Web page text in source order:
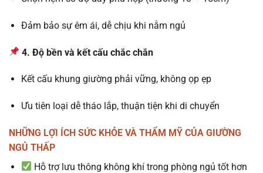
Đảm bảo sự êm ái, dễ chịu khi nằm ngủ
4. Độ bền và kết cấu chắc chắn
Kết cấu khung giường phải vững, không ọp ẹp
Ưu tiên loại dễ tháo lắp, thuận tiện khi di chuyển
NHỮNG LỢI ÍCH SỨC KHỎE VÀ THẨM MỸ CỦA GIƯỜNG
NGỦ THẤP
Hỗ trợ lưu thông không khí trong phòng ngủ tốt hơn